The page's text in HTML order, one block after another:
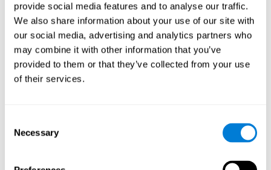
provide social media features and to analyse our traffic.
We also share information about your use of our site with
our social media, advertising and analytics partners who
may combine it with other information that you’ve
provided to them or that they’ve collected from your use
of their services.
Selection
Necessary
cyfrowe programy treningowe mózgu i jednorazowe zakupy,
takie jak nasze cyfrowe testy poznawcze i inne wirtualne
przedmioty takie jak neurony (łącznie „Płatne usługi”). Kupując
lub korzystając z płatnej usługi, zgadzasz się na przestrzeganie
warunków świadczenia usług CogniFit, które obejmują te
warunki płatnej usługi i zawierają obowiązkowe postanowienie
dotyczące arbitrażu oraz wszelkie odrębne warunki
12.1 Płatne usługi